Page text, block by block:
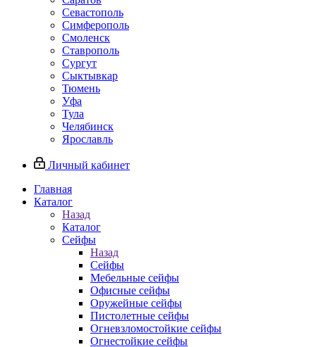
Севастополь
Симферополь
Смоленск
Ставрополь
Сургут
Сыктывкар
Тюмень
Уфа
Тула
Челябинск
Ярославль
Личный кабинет
Главная
Каталог
Назад
Каталог
Сейфы
Назад
Сейфы
Мебельные сейфы
Офисные сейфы
Оружейные сейфы
Пистолетные сейфы
Огневзломостойкие сейфы
Огнестойкие сейфы